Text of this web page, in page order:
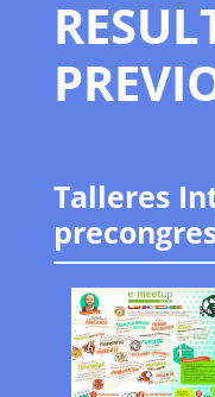
Talleres